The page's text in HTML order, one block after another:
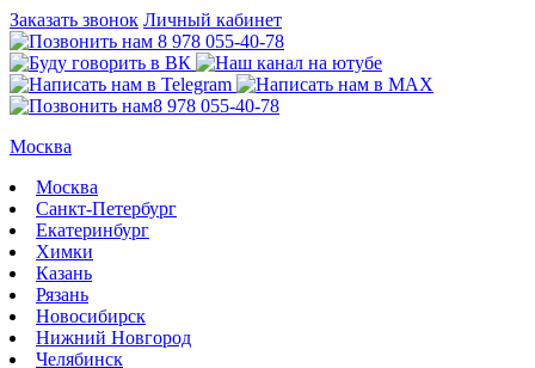
Заказать звонок Личный кабинет
8 978 055-40-78
8 978 055-40-78
Москва
Москва
Санкт-Петербург
Екатеринбург
Химки
Казань
Рязань
Новосибирск
Нижний Новгород
Челябинск